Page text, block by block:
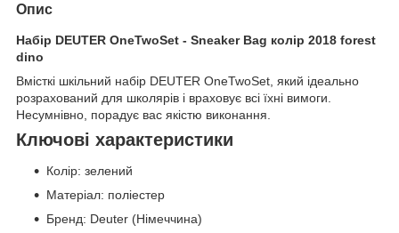
Опис
Набір DEUTER OneTwoSet - Sneaker Bag колір 2018 forest
dino
Вмісткі шкільний набір DEUTER OneTwoSet, який ідеально
розрахований для школярів і враховує всі їхні вимоги.
Несумнівно, порадує вас якістю виконання.
Ключові характеристики
Колір: зелений
Матеріал: поліестер
Бренд: Deuter (Німеччина)